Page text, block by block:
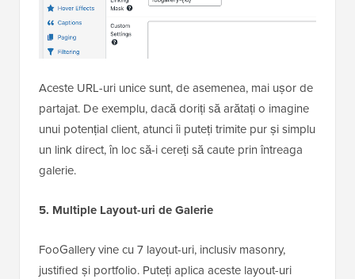
Aceste URL-uri unice sunt, de asemenea, mai ușor de
partajat. De exemplu, dacă doriți să arătați o imagine
unui potențial client, atunci îi puteți trimite pur și simplu
un link direct, în loc să-i cereți să caute prin întreaga
galerie.
5. Multiple Layout-uri de Galerie
FooGallery vine cu 7 layout-uri, inclusiv masonry,
justified și portfolio. Puteți aplica aceste layout-uri